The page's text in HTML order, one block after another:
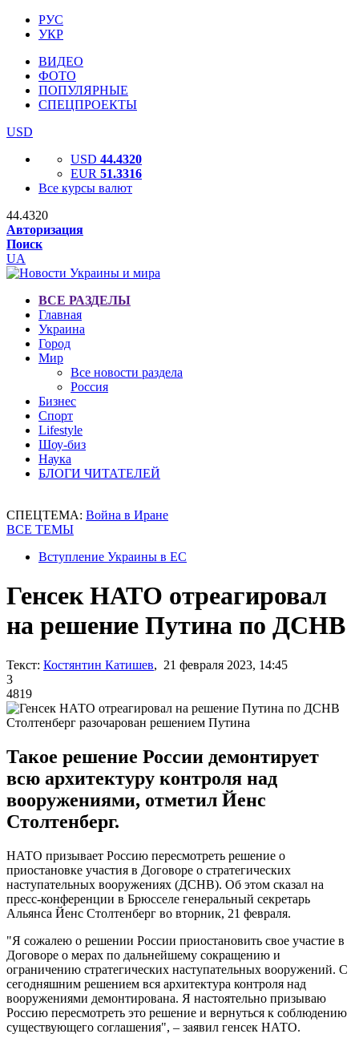
РУС
УКР
ВИДЕО
ФОТО
ПОПУЛЯРНЫЕ
СПЕЦПРОЕКТЫ
USD
USD 44.4320
EUR 51.3316
Все курсы валют
44.4320
Авторизация
Поиск
UA
ВСЕ РАЗДЕЛЫ
Главная
Украина
Город
Мир
Все новости раздела
Россия
Бизнес
Спорт
Lifestyle
Шоу-биз
Наука
БЛОГИ ЧИТАТЕЛЕЙ
СПЕЦТЕМА: Война в Иране
ВСЕ ТЕМЫ
Вступление Украины в ЕС
Генсек НАТО отреагировал
на решение Путина по ДСНВ
Текст: Костянтин Катишев, 21 февраля 2023, 14:45
3
4819
Столтенберг разочарован решением Путина
Такое решение России демонтирует
всю архитектуру контроля над
вооружениями, отметил Йенс
Столтенберг.
НАТО призывает Россию пересмотреть решение о
приостановке участия в Договоре о стратегических
наступательных вооружениях (ДСНВ). Об этом сказал на
пресс-конференции в Брюсселе генеральный секретарь
Альянса Йенс Столтенберг во вторник, 21 февраля.
"Я сожалею о решении России приостановить свое участие в
Договоре о мерах по дальнейшему сокращению и
ограничению стратегических наступательных вооружений. С
сегодняшним решением вся архитектура контроля над
вооружениями демонтирована. Я настоятельно призываю
Россию пересмотреть это решение и вернуться к соблюдению
существующего соглашения", – заявил генсек НАТО.